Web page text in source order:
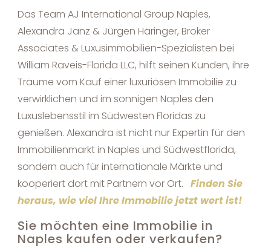
Das Team AJ International Group Naples,
Alexandra Janz & Jürgen Häringer, Broker
Associates & Luxusimmobilien-Spezialisten bei
William Raveis-Florida LLC, hilft seinen Kunden, ihre
Träume vom Kauf einer luxuriösen Immobilie zu
verwirklichen und im sonnigen Naples den
Luxuslebensstil im Südwesten Floridas zu
genießen. Alexandra ist nicht nur Expertin für den
Immobilienmarkt in Naples und Südwestflorida,
sondern auch für internationale Märkte und
kooperiert dort mit Partnern vor Ort.Finden Sie
heraus, wie viel Ihre Immobilie jetzt wert ist!
Sie möchten eine Immobilie in
Naples kaufen oder verkaufen?